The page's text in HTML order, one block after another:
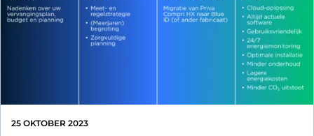
25 OKTOBER 2023